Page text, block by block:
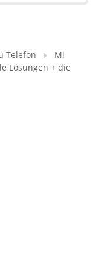
Telefon
Mi
Lösungen + die